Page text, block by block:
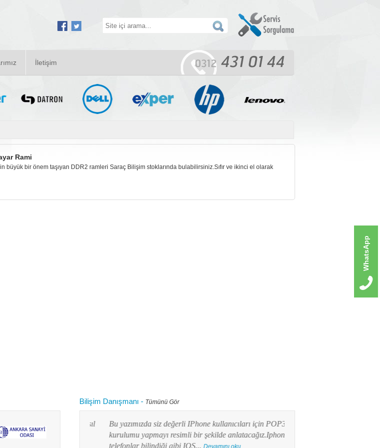
İletişim
Rami
büyük bir önem taşıyan DDR2 ramleri Saraç Bilişim stoklarında bulabilirsiniz.Sıfır ve ikinci el olarak
Bilişim Danışmanı - Tümünü Gör
zaman bu soru
Bu yazımızda siz değerli IPhone kullanıcıları için POP3 mail
kurulumu yapmayı resimli bir şekilde anlatacağız.Iphone
telefonlar bilindiği gibi IOS...Devamını oku...
WhatsApp